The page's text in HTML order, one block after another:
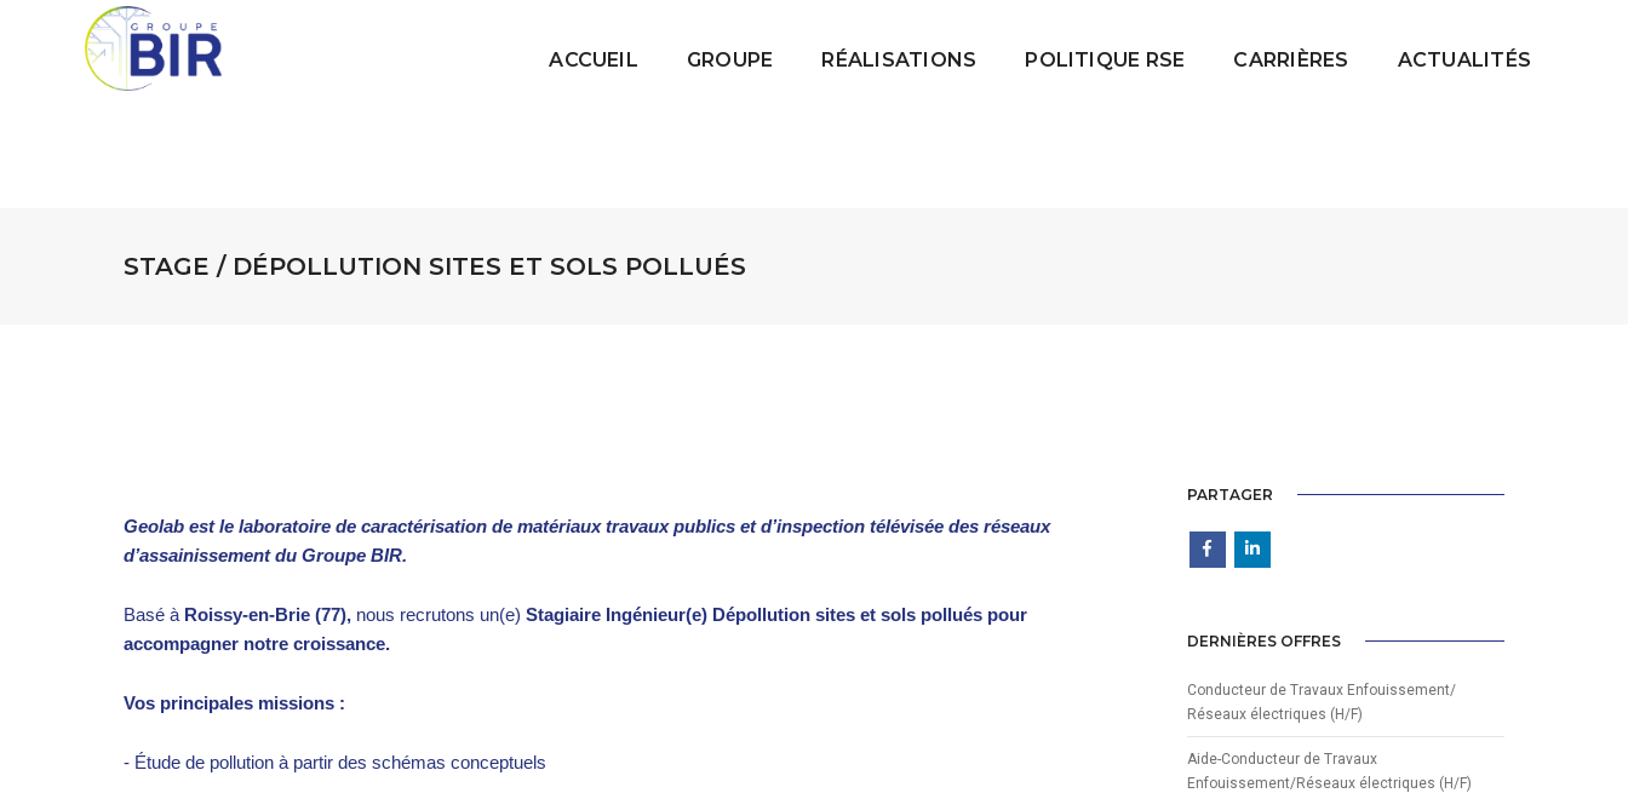
ACCUEIL GROUPE RÉALISATIONS POLITIQUE RSE CARRIÈRES ACTUALITÉS
STAGE / DÉPOLLUTION SITES ET SOLS POLLUÉS
Geolab est le laboratoire de caractérisation de matériaux travaux publics et d’inspection télévisée des réseaux
d’assainissement du Groupe BIR.
Basé à Roissy-en-Brie (77), nous recrutons un(e) Stagiaire Ingénieur(e) Dépollution sites et sols pollués pour
accompagner notre croissance.
Vos principales missions :
- Étude de pollution à partir des schémas conceptuels
PARTAGER
DERNIÈRES OFFRES
Conducteur de Travaux Enfouissement/
Réseaux électriques (H/F)
Aide-Conducteur de Travaux
Enfouissement/Réseaux électriques (H/F)